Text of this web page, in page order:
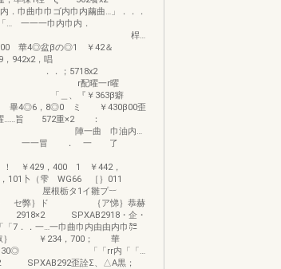
．巾曲巾巾ゴ内巾内繭曲…」．．．
… 一一一巾内巾内．
桿…
華4◎盆βの◎1 ￥42＆
，唱
5718x2
へA＿L r配曜一r曜
『￥363β癖
畢4◎6，8◎0 ミ ￥430β00歪
…曜……旨 572重×2 ：
［コL 陣一曲 巾油内…
一冒 ． 一 了
￥429，400 1 ￥442，
101卜（雫 WG66 ［｝011
1イ雛プ︸
｝ド ｛ア悌｝恭赫
｝ 2918×2 SPXAB2918・企・
「7．．一…一巾曲巾内由由内巾㌍
叡｝ ￥234，700； 華
，30◎ 「「rr内「「…
SPXAB292歪詮Σ、△A黒；